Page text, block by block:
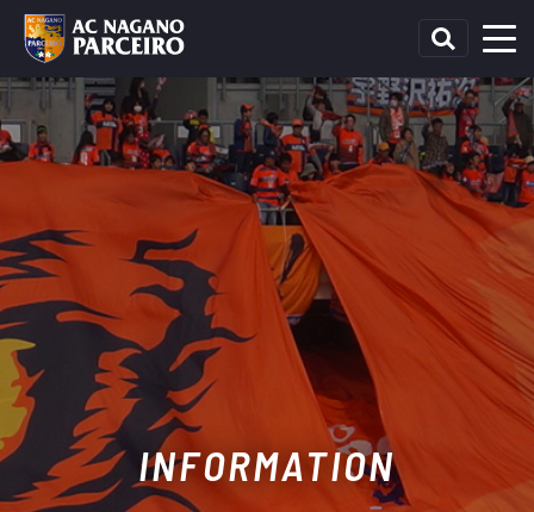
INFORMATION